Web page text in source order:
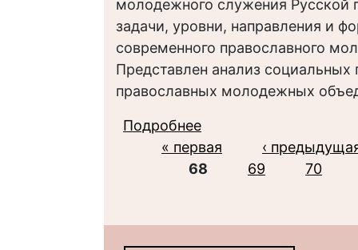
молодежного служения Русской
задачи, уровни, направления и
современного православного
Представлен анализ социальных
православных молодежных
Подробнее
МОЛОДЕЖЬЮ В
САРАТОВСКОЙ
Страницы
« первая
‹
68
69 70